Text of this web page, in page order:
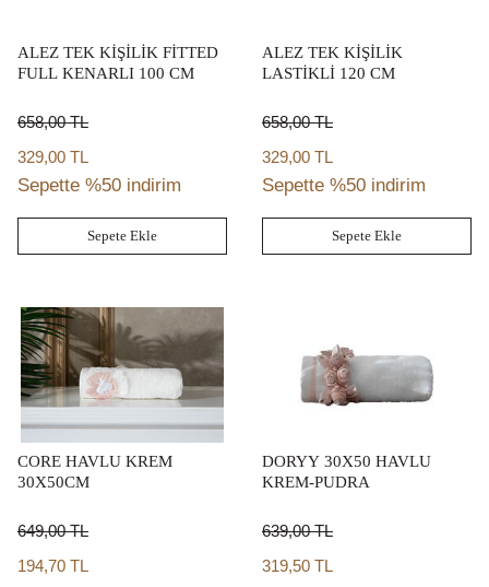
ALEZ TEK KİŞİLİK FİTTED
FULL KENARLI 100 CM
658,00TL
329,00 TL
Sepette %50 indirim
Sepete Ekle
ALEZ TEK KİŞİLİK
LASTİKLİ 120 CM
658,00TL
329,00 TL
Sepette %50 indirim
Sepete Ekle
CORE HAVLU KREM
30X50CM
649,00TL
194,70 TL
DORYY 30X50 HAVLU
KREM-PUDRA
639,00TL
319,50 TL